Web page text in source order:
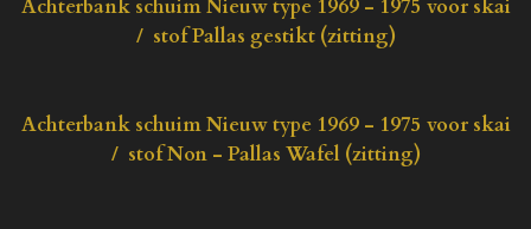
Achterbank schuim Nieuw type 1969 - 1975 voor skai
/ stof Pallas gestikt (zitting)
Achterbank schuim Nieuw type 1969 - 1975 voor skai
/ stof Non - Pallas Wafel (zitting)